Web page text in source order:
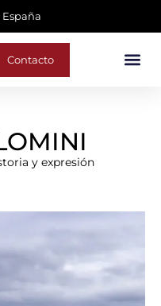
Contacto
y expresión